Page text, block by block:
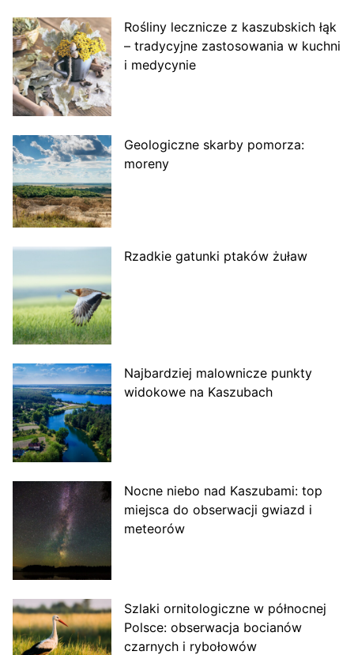
Rośliny lecznicze z kaszubskich łąk
– tradycyjne zastosowania w kuchni
i medycynie
Geologiczne skarby pomorza:
moreny
Rzadkie gatunki ptaków żuław
Najbardziej malownicze punkty
widokowe na Kaszubach
Nocne niebo nad Kaszubami: top
miejsca do obserwacji gwiazd i
meteorów
Szlaki ornitologiczne w północnej
Polsce: obserwacja bocianów
czarnych i rybołowów